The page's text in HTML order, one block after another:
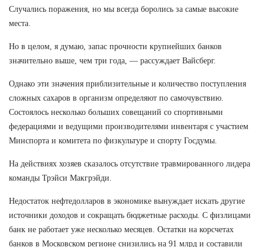
Случались поражения, но мы всегда боролись за самые высокие
места.
Но в целом, я думаю, запас прочности крупнейших банков
значительно выше, чем три года, — рассуждает Вайсберг.
Однако эти значения приблизительные и количество поступления
сложных сахаров в организм определяют по самочувствию.
Состоялось несколько больших совещаний со спортивными
федерациями и ведущими производителями инвентаря с участием
Минспорта и комитета по физкультуре и спорту Госдумы.
На действиях хозяев сказалось отсутствие травмированного лидера
команды Трэйси Макгрэйди.
Недостаток нефтедолларов в экономике вынуждает искать другие
источники доходов и сокращать бюджетные расходы. С физлицами
банк не работает уже несколько месяцев. Остатки на корсчетах
банков в Московском регионе снизились на 91 млрд и составили